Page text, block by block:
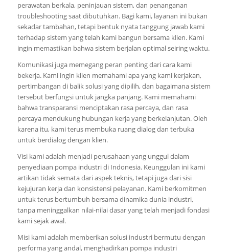
perawatan berkala, peninjauan sistem, dan penanganan
troubleshooting saat dibutuhkan. Bagi kami, layanan ini bukan
sekadar tambahan, tetapi bentuk nyata tanggung jawab kami
terhadap sistem yang telah kami bangun bersama klien. Kami
ingin memastikan bahwa sistem berjalan optimal seiring waktu.
Komunikasi juga memegang peran penting dari cara kami
bekerja. Kami ingin klien memahami apa yang kami kerjakan,
pertimbangan di balik solusi yang dipilih, dan bagaimana sistem
tersebut berfungsi untuk jangka panjang. Kami memahami
bahwa transparansi menciptakan rasa percaya, dan rasa
percaya mendukung hubungan kerja yang berkelanjutan. Oleh
karena itu, kami terus membuka ruang dialog dan terbuka
untuk berdialog dengan klien.
Visi kami adalah menjadi perusahaan yang unggul dalam
penyediaan pompa industri di Indonesia. Keunggulan ini kami
artikan tidak semata dari aspek teknis, tetapi juga dari sisi
kejujuran kerja dan konsistensi pelayanan. Kami berkomitmen
untuk terus bertumbuh bersama dinamika dunia industri,
tanpa meninggalkan nilai-nilai dasar yang telah menjadi fondasi
kami sejak awal.
Misi kami adalah memberikan solusi industri bermutu dengan
performa yang andal, menghadirkan pompa industri